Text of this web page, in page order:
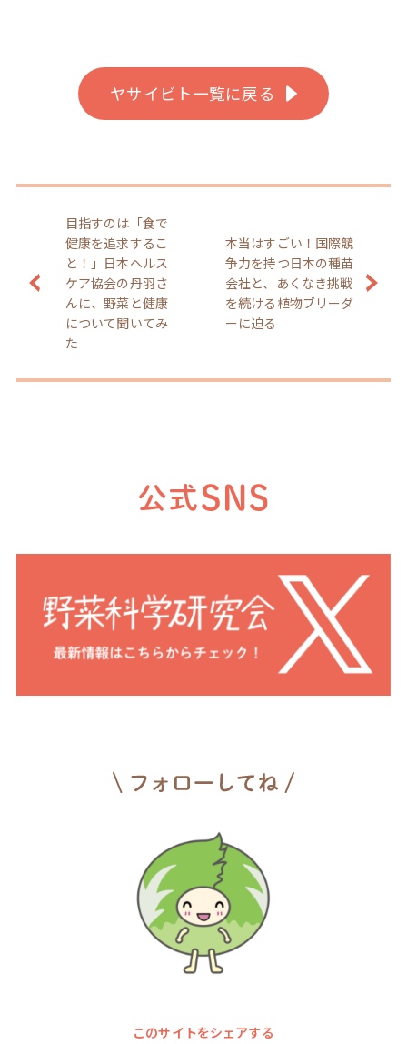
ヤサイビト一覧に戻る
目指すのは「食で
健康を追求するこ
と！」日本ヘルス
ケア協会の丹羽さ
んに、野菜と健康
について聞いてみ
た
本当はすごい！国際競
争力を持つ日本の種苗
会社と、あくなき挑戦
を続ける植物ブリーダ
ーに迫る
このサイトをシェアする